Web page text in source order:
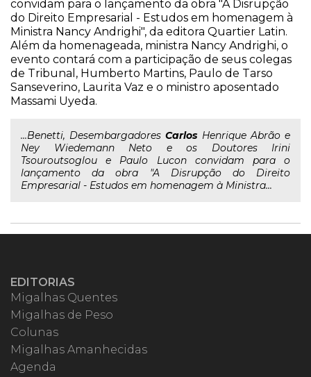
convidam para o lançamento da obra "A Disrupção
do Direito Empresarial - Estudos em homenagem à
Ministra Nancy Andrighi", da editora Quartier Latin.
Além da homenageada, ministra Nancy Andrighi, o
evento contará com a participação de seus colegas
de Tribunal, Humberto Martins, Paulo de Tarso
Sanseverino, Laurita Vaz e o ministro aposentado
Massami Uyeda.
...Benetti, DesembargadoresCarlos Henrique Abrão e
Ney Wiedemann Neto e os Doutores Irini
Tsouroutsoglou e Paulo Lucon convidam para o
lançamento da obra "A Disrupção do Direito
Empresarial - Estudos em homenagem à Ministra...
EDITORIAS
Migalhas Quentes
Migalhas de Peso
Colunas
Migalhas Amanhecidas
Agenda